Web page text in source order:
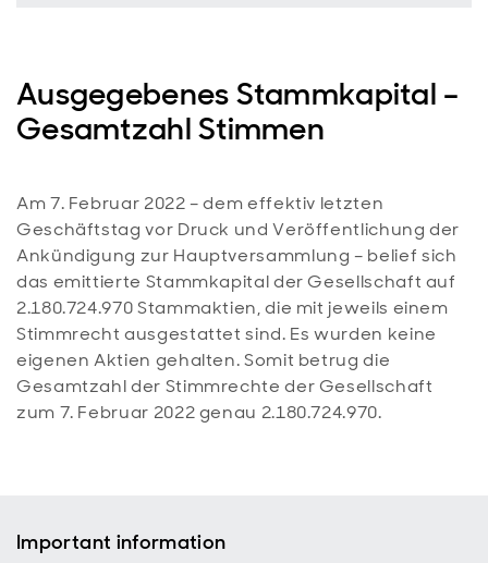
Ausgegebenes Stammkapital –
Gesamtzahl Stimmen
Am 7. Februar 2022 – dem effektiv letzten
Geschäftstag vor Druck und Veröffentlichung der
Ankündigung zur Hauptversammlung – belief sich
das emittierte Stammkapital der Gesellschaft auf
2.180.724.970 Stammaktien, die mit jeweils einem
Stimmrecht ausgestattet sind. Es wurden keine
eigenen Aktien gehalten. Somit betrug die
Gesamtzahl der Stimmrechte der Gesellschaft
zum 7. Februar 2022 genau 2.180.724.970.
Important information